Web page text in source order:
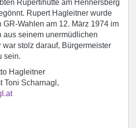
Rupertihütte am Hennersberg
Rupert Hagleitner wurde
GR-Wahlen am 12. März 1974 im
aus seinem unermüdlichen
war stolz darauf, Bürgermeister
sein.
Hagleitner
Toni Scharnagl,